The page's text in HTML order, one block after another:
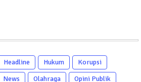
Headline Hukum
Korupsi
News Olahraga
Opini Publik